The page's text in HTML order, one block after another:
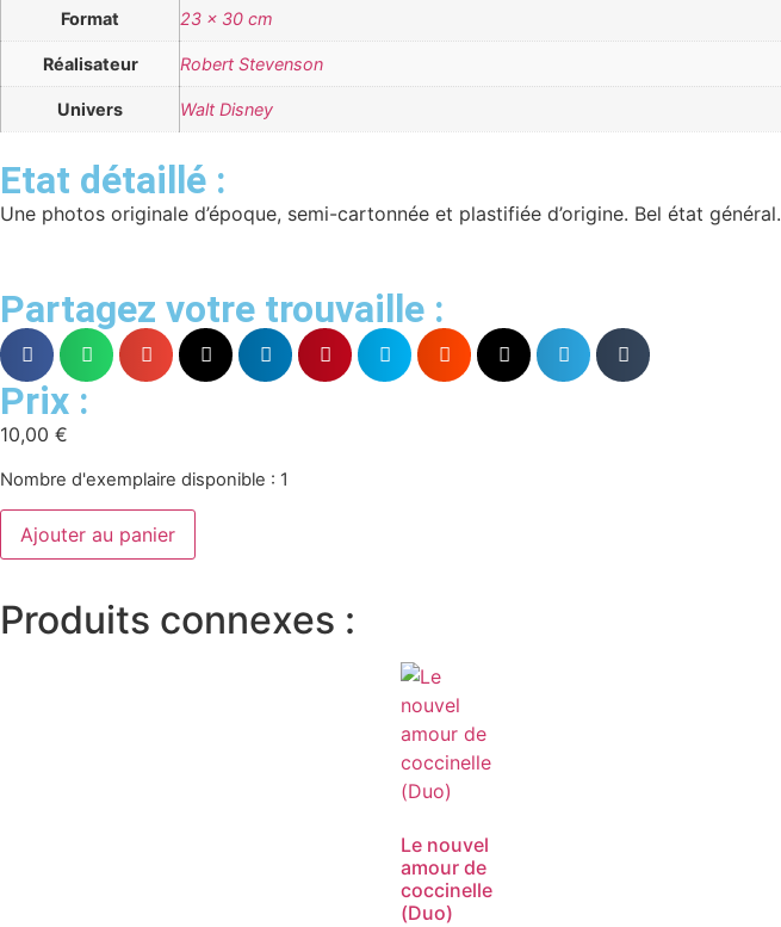
Format 23 x 30 cm
Réalisateur Robert Stevenson
Univers Walt Disney
Etat détaillé :
Une photos originale d’époque, semi-cartonnée et plastifiée d’origine. Bel état général.
Partagez votre trouvaille :
Prix :
10,00 €
Nombre d'exemplaire disponible : 1
Ajouter au panier
Produits connexes :
Le nouvel
amour de
coccinelle
(Duo)